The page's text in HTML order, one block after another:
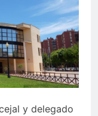
y delegado